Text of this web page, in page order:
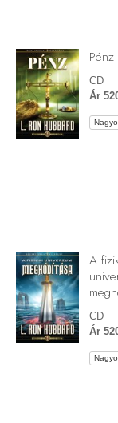
Pénz
CD
Ár
A
CD
Ár